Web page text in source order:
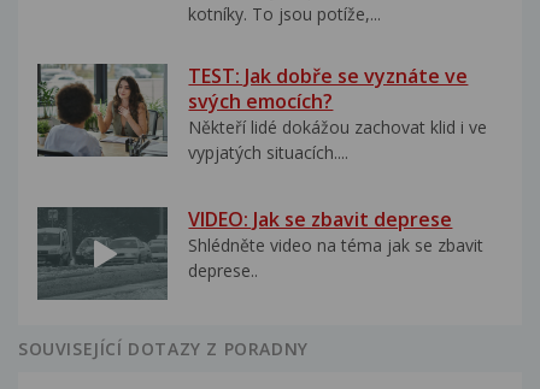
kotníky. To jsou potíže,...
TEST: Jak dobře se vyznáte ve
svých emocích?
Někteří lidé dokážou zachovat klid i ve
vypjatých situacích....
VIDEO: Jak se zbavit deprese
Shlédněte video na téma jak se zbavit
deprese..
SOUVISEJÍCÍ DOTAZY Z PORADNY